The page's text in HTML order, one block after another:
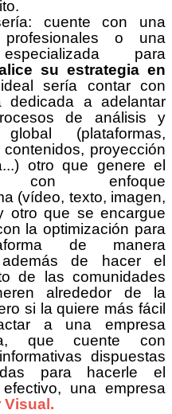
cuente con una
o una
para
su estrategia en
sería contar con
dedicada a adelantar
de análisis y
(plataformas,
proyección
otro que genere el
con enfoque
(vídeo, texto, imagen,
otro que se encargue
la optimización para
de manera
además de hacer el
de las comunidades
alrededor de la
si la quiere más fácil
a una empresa
que cuente con
dispuestas
para hacerle el
una empresa
Visual.